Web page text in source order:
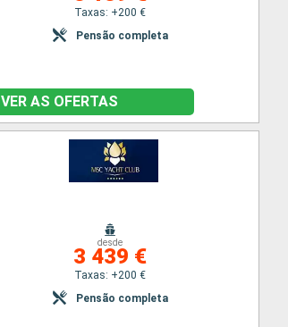
Taxas: +200 €
Pensão completa
VER AS OFERTAS
desde
3 439 €
Taxas: +200 €
Pensão completa